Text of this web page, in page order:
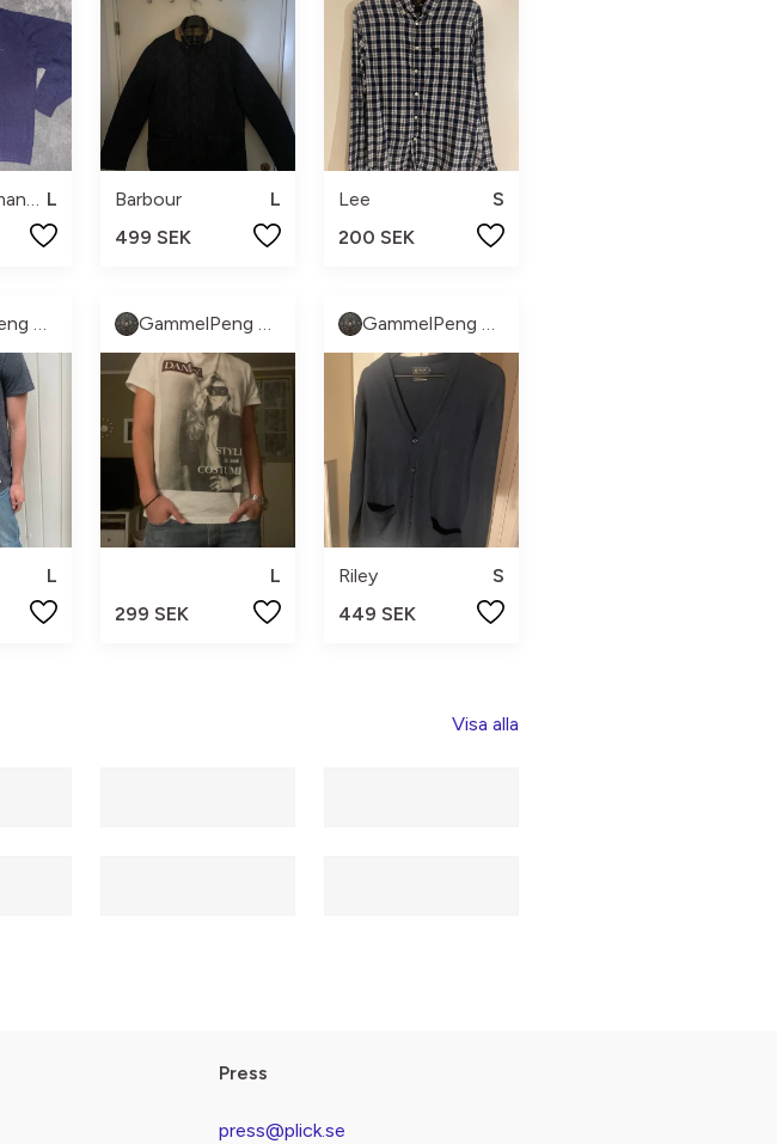
Peak Performance Barbour
L
499 SEK
Lee
S
200 SEK
GammelPeng UF
L
GammelPeng UF
L
299 SEK
GammelPeng UF
Riley
S
449 SEK
Visa alla
Press
press@plick.se